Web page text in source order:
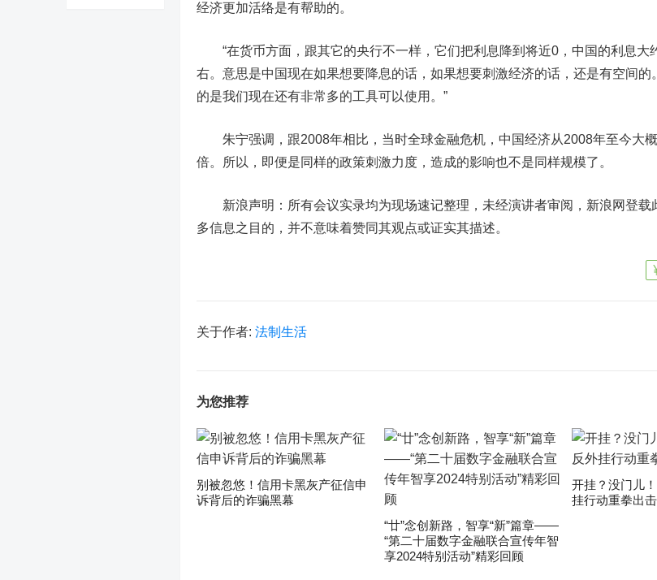
经济更加活络是有帮助的。
“在货币方面，跟其它的央行不一样，它们把利息降到将近0，中国的利息大
右。意思是中国现在如果想要降息的话，如果想要刺激经济的话，还是有空间的
的是我们现在还有非常多的工具可以使用。”
朱宁强调，跟2008年相比，当时全球金融危机，中国经济从2008年至今大
倍。所以，即便是同样的政策刺激力度，造成的影响也不是同样规模了。
新浪声明：所有会议实录均为现场速记整理，未经演讲者审阅，新浪网登载
多信息之目的，并不意味着赞同其观点或证实其描述。
关于作者: 法制生活
为您推荐
别被忽悠！信用卡黑灰产征信申
诉背后的诈骗黑幕
“廿”念创新路，智享“新”篇章——
“第二十届数字金融联合宣传年智
享2024特别活动”精彩回顾
开挂？没门儿
挂行动重拳出击